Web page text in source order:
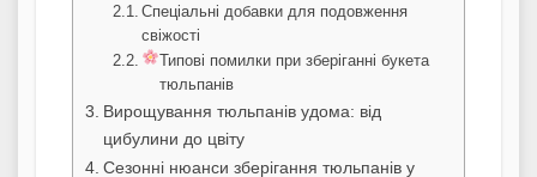
Спеціальні добавки для подовження
свіжості
Типові помилки при зберіганні букета
тюльпанів
Вирощування тюльпанів удома: від
цибулини до цвіту
Сезонні нюанси зберігання тюльпанів у